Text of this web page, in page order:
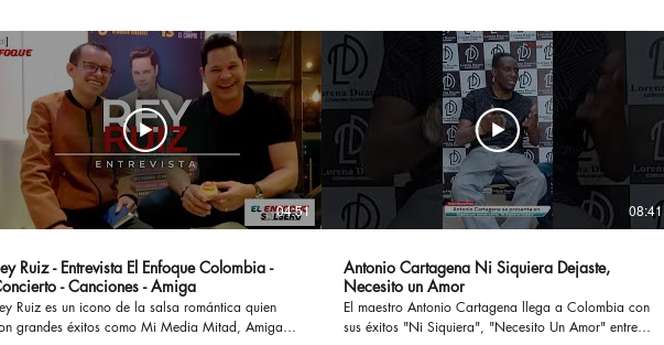
04:51
Ruiz - Entrevista El Enfoque Colombia -
- Canciones - Amiga
Ruiz es un icono de la salsa romántica quien
grandes éxitos como Mi Media Mitad, Amiga,
08:41
Antonio Cartagena Ni Siquiera Dejaste,
Necesito un Amor
El maestro Antonio Cartagena llega a Colombia con
sus éxitos "Ni Siquiera", "Necesito Un Amor" entre